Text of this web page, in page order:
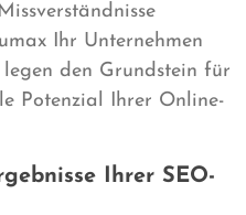
Ihr Unternehmen
den Grundstein für
Potenzial Ihrer Online-
Ihrer SEO-